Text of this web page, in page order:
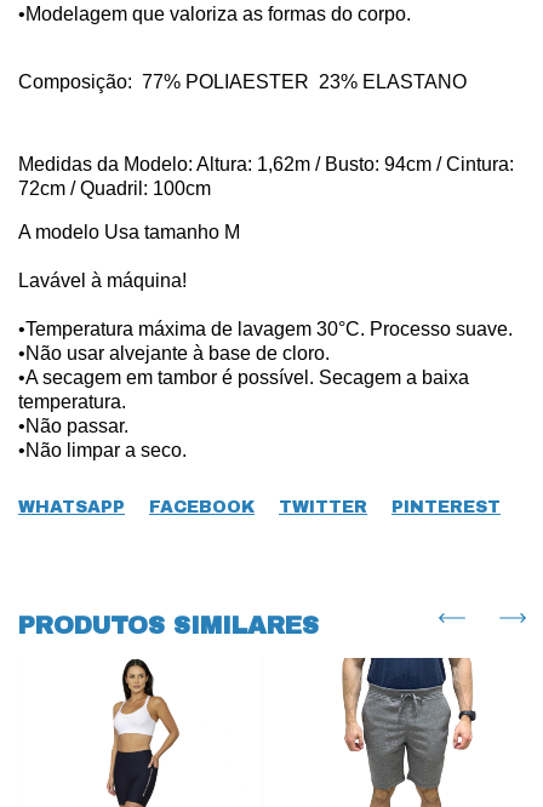
•Modelagem que valoriza as formas do corpo.
Composição: 77% POLIAESTER 23% ELASTANO
Medidas da Modelo: Altura: 1,62m / Busto: 94cm / Cintura:
72cm / Quadril: 100cm
A modelo Usa tamanho M
Lavável à máquina!
•Temperatura máxima de lavagem 30°C. Processo suave.
•Não usar alvejante à base de cloro.
•A secagem em tambor é possível. Secagem a baixa
temperatura.
•Não passar.
•Não limpar a seco.
WHATSAPP FACEBOOK TWITTER PINTEREST
PRODUTOS SIMILARES